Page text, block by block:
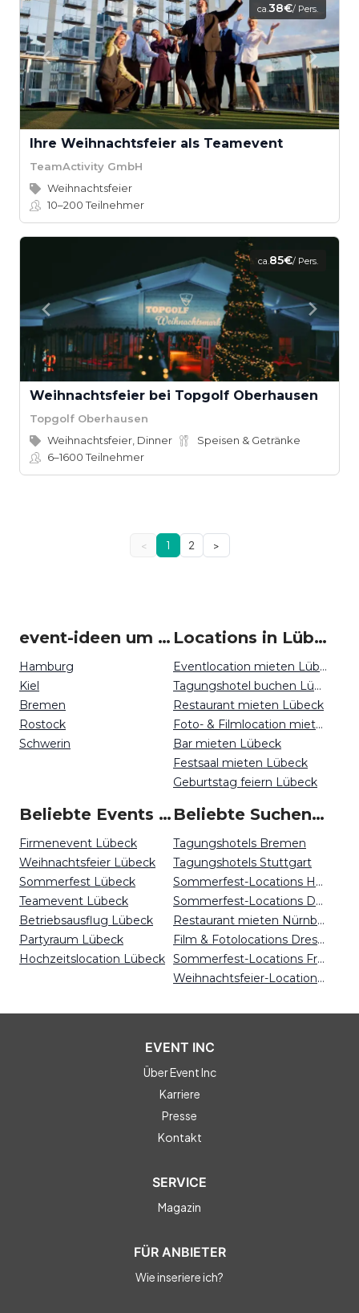
ca.38€/ Pers.
Ihre Weihnachtsfeier als Teamevent
TeamActivity GmbH
Weihnachtsfeier
10–200Teilnehmer
ca.85€/ Pers.
Weihnachtsfeier bei Topgolf Oberhausen
Topgolf Oberhausen
Weihnachtsfeier, Dinner
Speisen & Getränke
6–1600Teilnehmer
< 1 2 >
event-ideen um Lübeck
Hamburg
Kiel
Bremen
Rostock
Schwerin
Locations in Lübeck mieten
Eventlocation mieten Lübeck
Tagungshotel buchen Lübeck
Restaurant mieten Lübeck
Foto- & Filmlocation mieten Lübeck
Bar mieten Lübeck
Festsaal mieten Lübeck
Geburtstag feiern Lübeck
Beliebte Events in Lübeck
Firmenevent Lübeck
Weihnachtsfeier Lübeck
Sommerfest Lübeck
Teamevent Lübeck
Betriebsausflug Lübeck
Partyraum Lübeck
Hochzeitslocation Lübeck
Beliebte Suchen auf Event Inc
Tagungshotels Bremen
Tagungshotels Stuttgart
Sommerfest-Locations Hamburg
Sommerfest-Locations Dortmund
Restaurant mieten Nürnberg
Film & Fotolocations Dresden
Sommerfest-Locations Freiburg
Weihnachtsfeier-Locations Dresden
EVENT INC
Über Event Inc
Karriere
Presse
Kontakt
SERVICE
Magazin
FÜR ANBIETER
Wie inseriere ich?